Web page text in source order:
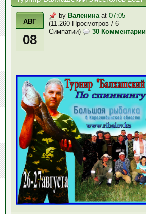
АВГ
08
by Валенина at 07:05
(11.260 Просмотров / 6
Симпатии)
30 Комментарии